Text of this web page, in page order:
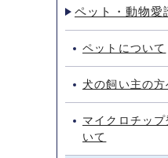
ペット・動物愛
ペットについて
犬の飼い主の方
マイクロチッ
いて